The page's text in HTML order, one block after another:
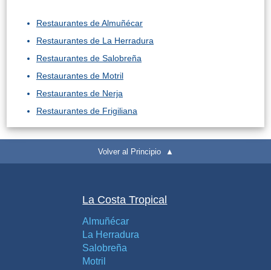
Restaurantes de Almuñécar
Restaurantes de La Herradura
Restaurantes de Salobreña
Restaurantes de Motril
Restaurantes de Nerja
Restaurantes de Frigiliana
Volver al Principio ▲
La Costa Tropical
Almuñécar
La Herradura
Salobreña
Motril